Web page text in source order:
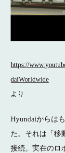
https://
daiWorldwide
より
Hyundaiからは
た。それは「移
接続。実在のロ